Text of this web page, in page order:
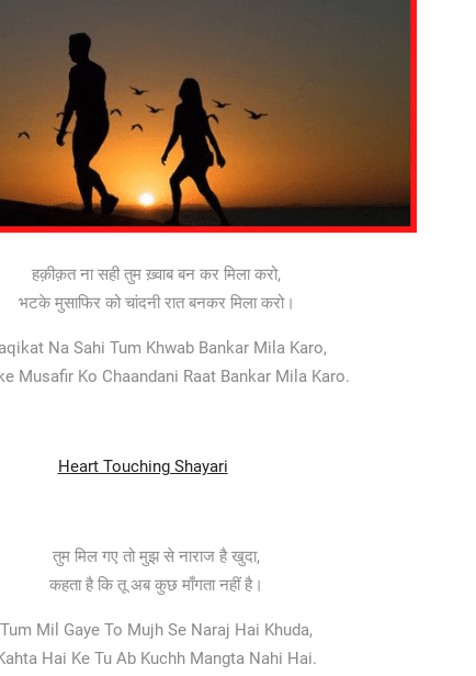
हक़ीक़त ना सही तुम ख़्वाब बन कर मिला करो,
भटके मुसाफिर को चांदनी रात बनकर मिला करो।
Na Sahi Tum Khwab Bankar Mila Karo,
Musafir Ko Chaandani Raat Bankar Mila Karo.
Heart Touching Shayari
तुम मिल गए तो मुझ से नाराज है खुदा,
कहता है कि तू अब कुछ माँगता नहीं है।
Tum Mil Gaye To Mujh Se Naraj Hai Khuda,
Hai Ke Tu Ab Kuchh Mangta Nahi Hai.